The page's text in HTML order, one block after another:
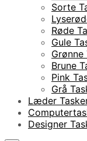
Sorte
Røde
Gule
Grønne
Brune
Pink
Grå
Læder
Designer